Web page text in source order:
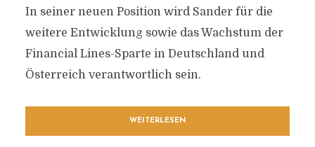
In seiner neuen Position wird Sander für die
weitere Entwicklung sowie das Wachstum der
Financial Lines-Sparte in Deutschland und
Österreich verantwortlich sein.
WEITERLESEN